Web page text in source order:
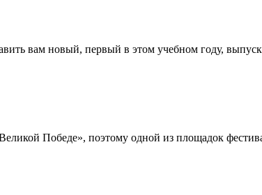
вам новый, первый в этом учебном году,
Победе», поэтому одной из площадок